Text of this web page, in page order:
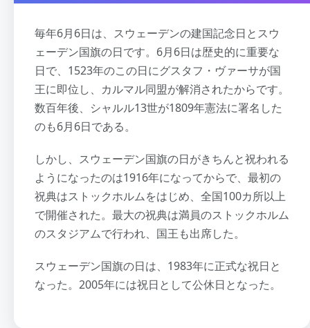
毎年6月6日は、スウェーデンの建国記念日とスウ
ェーデン国旗の日です。6月6日は歴史的に重要な
日で、1523年のこの日にグスタフ・ヴァーサが国
王に即位し、カルマル同盟が解消されたからです。
数百年後、シャルル13世が1809年憲法に署名した
のも6月6日である。
しかし、スウェーデン国旗の日がきちんと祝われる
ようになったのは1916年になってからで、最初の
祝典はストックホルムをはじめ、全国100カ所以上
で開催された。最大の祝典は満員のストックホルム
のスタジアムで行われ、国王も出席した。
スウェーデン国旗の日は、1983年に正式な祝日と
なった。2005年には祝日として公休日となった。